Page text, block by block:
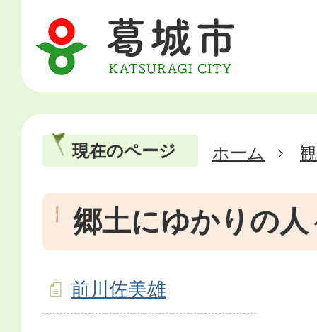
現在のページ ホーム
郷土にゆかりの人
前川佐美雄